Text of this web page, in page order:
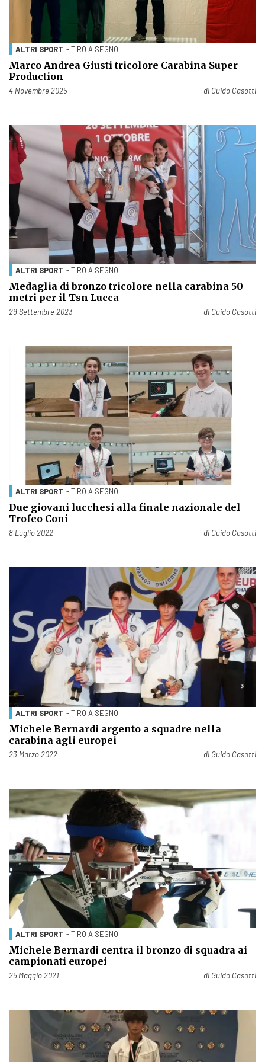
ALTRI SPORT - TIRO A SEGNO
Marco Andrea Giusti tricolore Carabina Super
Production
Pubblicato il
4 Novembre 2025 di Guido Casotti
ALTRI SPORT - TIRO A SEGNO
Medaglia di bronzo tricolore nella carabina 50
metri per il Tsn Lucca
Pubblicato il
29 Settembre 2023 di Guido Casotti
ALTRI SPORT - TIRO A SEGNO
Due giovani lucchesi alla finale nazionale del
Trofeo Coni
Pubblicato il
8 Luglio 2022 di Guido Casotti
ALTRI SPORT - TIRO A SEGNO
Michele Bernardi argento a squadre nella
carabina agli europei
Pubblicato il
23 Marzo 2022 di Guido Casotti
ALTRI SPORT - TIRO A SEGNO
Michele Bernardi centra il bronzo di squadra ai
campionati europei
Pubblicato il
25 Maggio 2021 di Guido Casotti